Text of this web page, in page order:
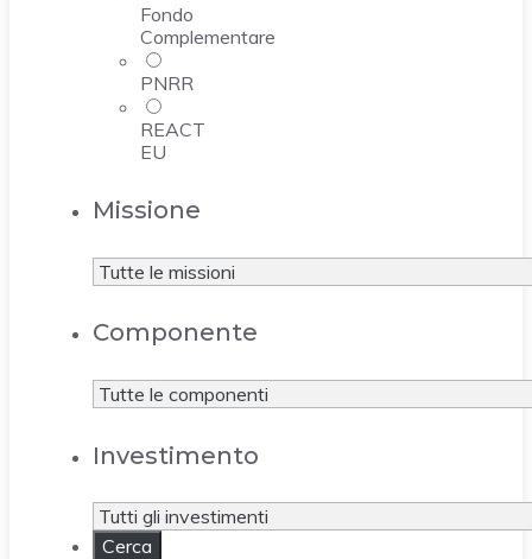
Fondo
Complementare
PNRR
REACT
EU
Missione
Componente
Investimento